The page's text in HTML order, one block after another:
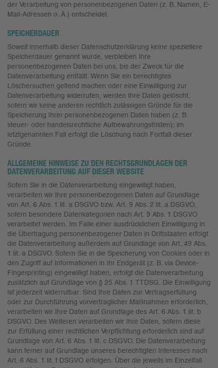
der Verarbeitung von personenbezogenen Daten (z. B. Namen, E-
Mail-Adressen o. Ä.) entscheidet.
SPEICHERDAUER
Soweit innerhalb dieser Datenschutzerklärung keine speziellere
Speicherdauer genannt wurde, verbleiben Ihre
personenbezogenen Daten bei uns, bis der Zweck für die
Datenverarbeitung entfällt. Wenn Sie ein berechtigtes
Löschersuchen geltend machen oder eine Einwilligung zur
Datenverarbeitung widerrufen, werden Ihre Daten gelöscht,
sofern wir keine anderen rechtlich zulässigen Gründe für die
Speicherung Ihrer personenbezogenen Daten haben (z. B.
steuer- oder handelsrechtliche Aufbewahrungsfristen); im
letztgenannten Fall erfolgt die Löschung nach Fortfall dieser
Gründe.
ALLGEMEINE HINWEISE ZU DEN RECHTSGRUNDLAGEN DER
DATENVERARBEITUNG AUF DIESER WEBSITE
Sofern Sie in die Datenverarbeitung eingewilligt haben,
verarbeiten wir Ihre personenbezogenen Daten auf Grundlage
von Art. 6 Abs. 1 lit. a DSGVO bzw. Art. 9 Abs. 2 lit. a DSGVO,
sofern besondere Datenkategorien nach Art. 9 Abs. 1 DSGVO
verarbeitet werden. Im Falle einer ausdrücklichen Einwilligung in
die Übertragung personenbezogener Daten in Drittstaaten erfolgt
die Datenverarbeitung außerdem auf Grundlage von Art. 49 Abs.
1 lit. a DSGVO. Sofern Sie in die Speicherung von Cookies oder in
den Zugriff auf Informationen in Ihr Endgerät (z. B. via Device-
Fingerprinting) eingewilligt haben, erfolgt die Datenverarbeitung
zusätzlich auf Grundlage von § 25 Abs. 1 TTDSG. Die Einwilligung
ist jederzeit widerrufbar. Sind Ihre Daten zur Vertragserfüllung
oder zur Durchführung vorvertraglicher Maßnahmen erforderlich,
verarbeiten wir Ihre Daten auf Grundlage des Art. 6 Abs. 1 lit. b
DSGVO. Des Weiteren verarbeiten wir Ihre Daten, sofern diese
zur Erfüllung einer rechtlichen Verpflichtung erforderlich sind auf
Grundlage von Art. 6 Abs. 1 lit. c DSGVO. Die Datenverarbeitung
kann ferner auf Grundlage unseres berechtigten Interesses nach
Art. 6 Abs. 1 lit. f DSGVO erfolgen. Über die jeweils im Einzelfall